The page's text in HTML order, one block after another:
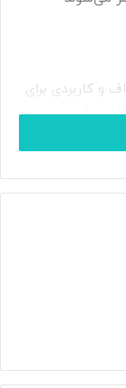
و کاربردی برای
قدرت
می‌کنیم تا
اخبار و
مقالات تخصصی،
این رویکرد
برای